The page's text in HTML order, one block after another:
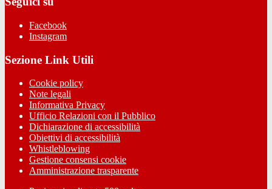
Facebook
Instagram
Sezione Link Utili
Cookie policy
Note legali
Informativa Privacy
Ufficio Relazioni con il Pubblico
Dichiarazione di accessibilità
Obiettivi di accessibilità
Whistleblowing
Gestione consensi cookie
Amministrazione trasparente